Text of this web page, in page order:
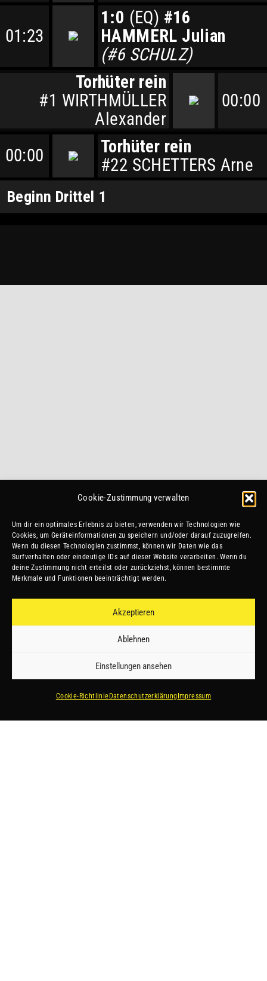
Cookie-Zustimmung verwalten
Um dir ein optimales Erlebnis zu bieten, verwenden wir Technologien wie
Cookies, um Geräteinformationen zu speichern und/oder darauf zuzugreifen.
Wenn du diesen Technologien zustimmst, können wir Daten wie das
Surfverhalten oder eindeutige IDs auf dieser Website verarbeiten. Wenn du
deine Zustimmung nicht erteilst oder zurückziehst, können bestimmte
Merkmale und Funktionen beeinträchtigt werden.
Akzeptieren
Ablehnen
Einstellungen ansehen
Cookie-Richtlinie Datenschutzerklärung Impressum
01:23
1:0 (EQ) #16
HAMMERL Julian
(#6 SCHULZ)
00:00
Torhüter rein
#1 WIRTHMÜLLER
Alexander
00:00
Torhüter rein
#22 SCHETTERS Arne
Beginn Drittel 1
SEI STARK.
SEI SCHNELL.
SEI EIN CELTIC
Datenschutz